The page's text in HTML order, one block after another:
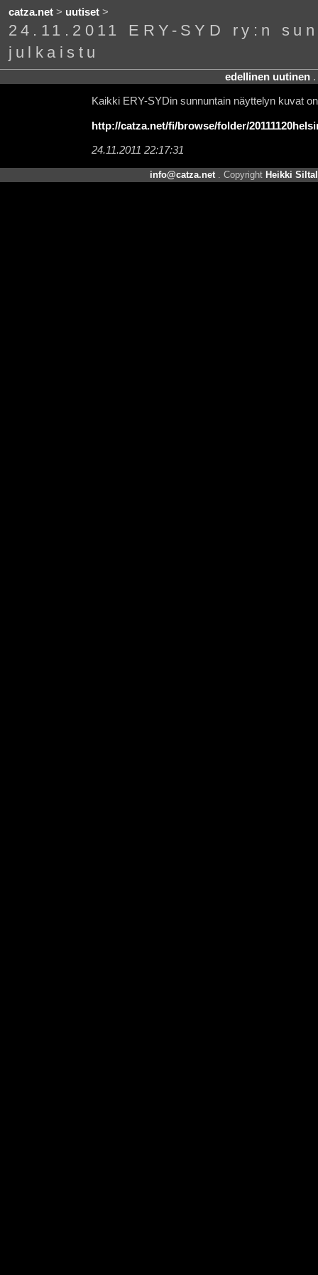
catza.net> uutiset>
24.11.2011 ERY-SYD ry:n
julkaistu
edellinen uutinen.
Kaikki ERY-SYDin sunnuntain näyttelyn kuvat
http://catza.net/fi/browse/folder/
24.11.2011 22:17:31
info@catza.net. Copyright Heikki